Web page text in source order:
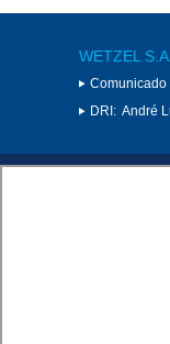
WETZEL S.A.
Comunicado
DRI: André